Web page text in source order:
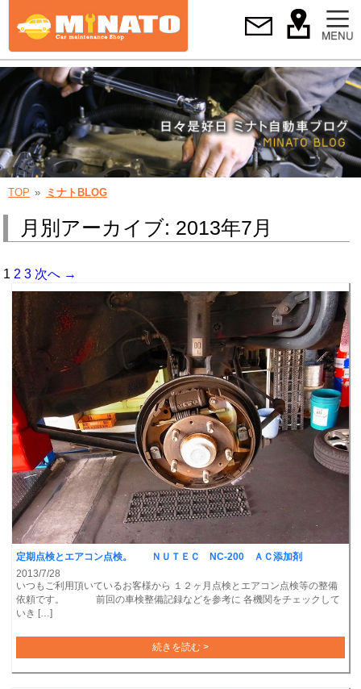
TOP ミナトBLOG
月別アーカイブ: 2013年7月
1 2 3 次へ →
定期点検とエアコン点検。 ＮＵＴＥＣ NC-200 ＡＣ添加剤
2013/7/28
いつもご利用頂いているお客様から １２ヶ月点検とエアコン点検等の整備
依頼です。 前回の車検整備記録などを参考に 各機関をチェックして
いき […]
続きを読む >